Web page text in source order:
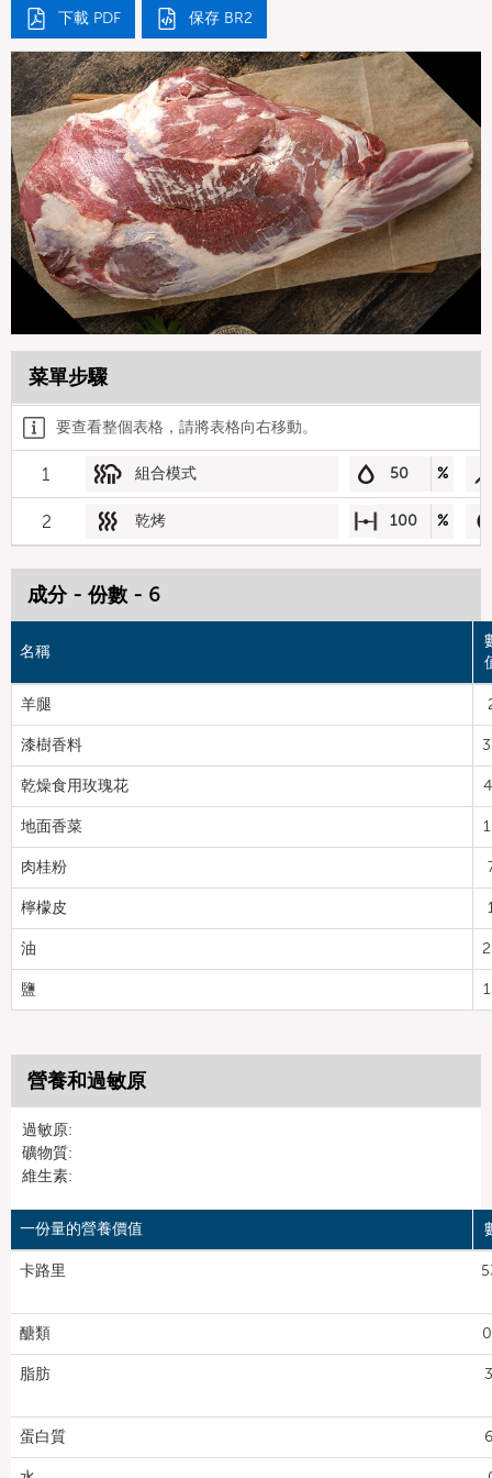
下載 PDF 保存 BR2
菜單步驟
要查看整個表格，請將表格向右移動。
1 組合模式 50 %
2 乾烤 100 %
成分 - 份數 - 6
名稱
羊腿
漆樹香料
乾燥食用玫瑰花
地面香菜
肉桂粉
檸檬皮
油
鹽
營養和過敏原
過敏原:
礦物質:
維生素:
一份量的營養價值
卡路里
醣類
脂肪
蛋白質